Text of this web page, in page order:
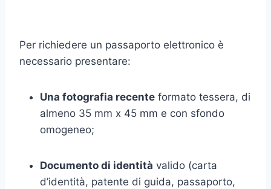
Per richiedere un passaporto elettronico è
necessario presentare:
Una fotografia recente formato tessera, di
almeno 35 mm x 45 mm e con sfondo
omogeneo;
Documento di identità valido (carta
d’identità, patente di guida, passaporto,